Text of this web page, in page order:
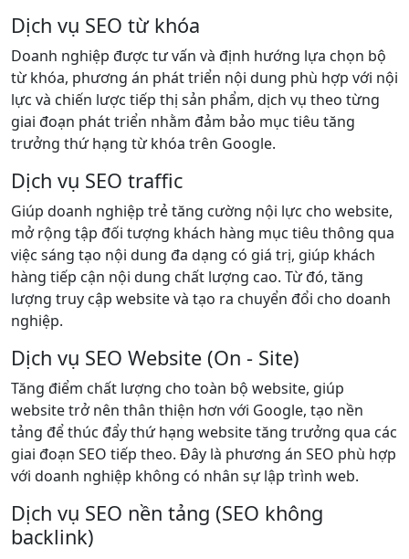
Dịch vụ SEO từ khóa
Doanh nghiệp được tư vấn và định hướng lựa chọn bộ
từ khóa, phương án phát triển nội dung phù hợp với nội
lực và chiến lược tiếp thị sản phẩm, dịch vụ theo từng
giai đoạn phát triển nhằm đảm bảo mục tiêu tăng
trưởng thứ hạng từ khóa trên Google.
Dịch vụ SEO traffic
Giúp doanh nghiệp trẻ tăng cường nội lực cho website,
mở rộng tập đối tượng khách hàng mục tiêu thông qua
việc sáng tạo nội dung đa dạng có giá trị, giúp khách
hàng tiếp cận nội dung chất lượng cao. Từ đó, tăng
lượng truy cập website và tạo ra chuyển đổi cho doanh
nghiệp.
Dịch vụ SEO Website (On - Site)
Tăng điểm chất lượng cho toàn bộ website, giúp
website trở nên thân thiện hơn với Google, tạo nền
tảng để thúc đẩy thứ hạng website tăng trưởng qua các
giai đoạn SEO tiếp theo. Đây là phương án SEO phù hợp
với doanh nghiệp không có nhân sự lập trình web.
Dịch vụ SEO nền tảng (SEO không
backlink)